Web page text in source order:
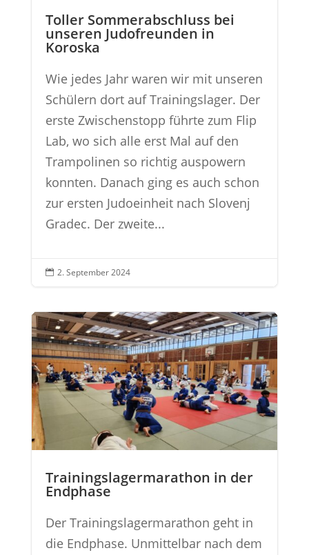
Toller Sommerabschluss bei
unseren Judofreunden in
Koroska
Wie jedes Jahr waren wir mit unseren
Schülern dort auf Trainingslager. Der
erste Zwischenstopp führte zum Flip
Lab, wo sich alle erst Mal auf den
Trampolinen so richtig auspowern
konnten. Danach ging es auch schon
zur ersten Judoeinheit nach Slovenj
Gradec. Der zweite...
 2. September 2024
Trainingslagermarathon in der
Endphase
Der Trainingslagermarathon geht in
die Endphase. Unmittelbar nach dem